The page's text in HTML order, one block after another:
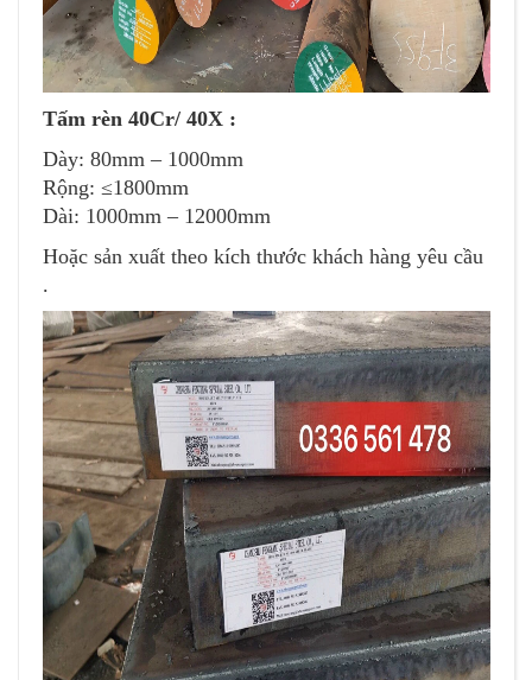
Tấm rèn 40Cr/ 40X :
Dày: 80mm – 1000mm
Rộng: ≤1800mm
Dài: 1000mm – 12000mm
Hoặc sản xuất theo kích thước khách hàng yêu cầu
.